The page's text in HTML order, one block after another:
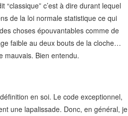
“classique” c’est à dire durant lequel
de la loi normale statistique ce qui
choses épouvantables comme de
faible au deux bouts de la cloche…
mauvais. Bien entendu.
en soi. Le code exceptionnel,
une lapalissade. Donc, en général, je